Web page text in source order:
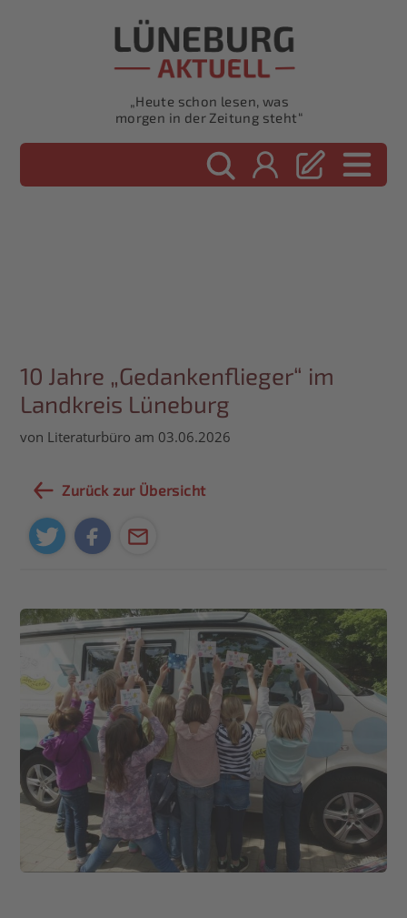
„Heute schon lesen, was
morgen in der Zeitung steht“
10 Jahre „Gedankenflieger“ im
Landkreis Lüneburg
von Literaturbüro am 03.06.2026
Zurück zur Übersicht